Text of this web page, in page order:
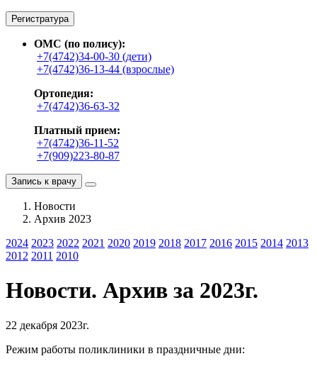
Регистратура
ОМС (по полису):
+7(4742)34-00-30 (дети)
+7(4742)36-13-44 (взрослые)
Ортопедия:
+7(4742)36-63-32
Платный прием:
+7(4742)36-11-52
+7(909)223-80-87
Запись к врачу
Новости
Архив 2023
2024 2023 2022 2021 2020 2019 2018 2017 2016 2015 2014 2013
2012 2011 2010
Новости. Архив за 2023г.
22 декабря 2023г.
Режим работы поликлиники в праздничные дни: